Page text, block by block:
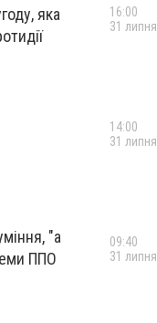
яка
"а
ППО
16:00
31 липня
14:00
31 липня
09:40
31 липня